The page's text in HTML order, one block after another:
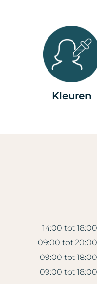
Kleuren
14:00 tot 18:00
09:00 tot 20:00
09:00 tot 18:00
09:00 tot 18:00